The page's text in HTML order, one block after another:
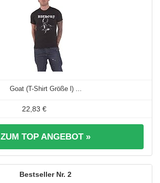
Goat (T-Shirt Größe l) ...
22,83 €
ZUM TOP ANGEBOT »
2